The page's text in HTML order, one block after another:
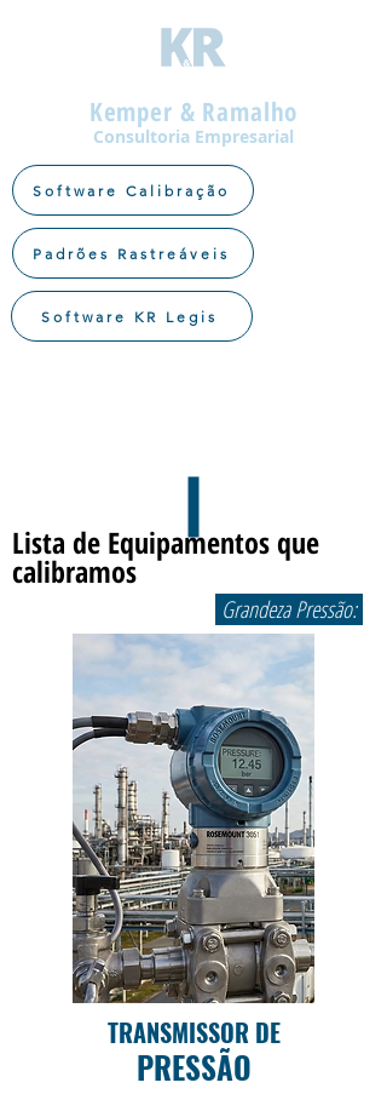
Kemper & Ramalho
Consultoria Empresarial
Software Calibração
Padrões Rastreáveis
Software KR Legis
Lista de Equipamentos que
calibramos
Grandeza Pressão:
TRANSMISSOR DE
PRESSÃO